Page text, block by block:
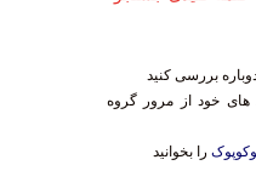
بررسی کنید
های خود از مرور گروه
را بخوانید